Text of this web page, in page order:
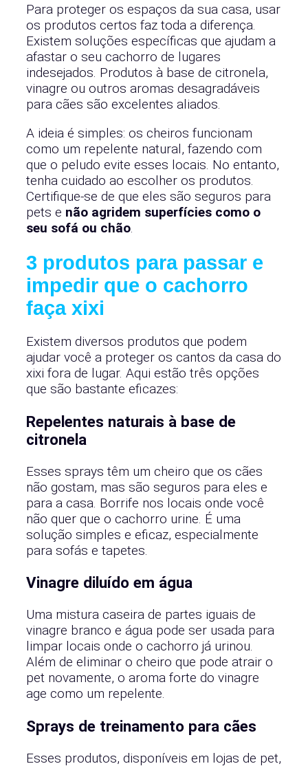
Para proteger os espaços da sua casa, usar
os produtos certos faz toda a diferença.
Existem soluções específicas que ajudam a
afastar o seu cachorro de lugares
indesejados. Produtos à base de citronela,
vinagre ou outros aromas desagradáveis
para cães são excelentes aliados.
A ideia é simples: os cheiros funcionam
como um repelente natural, fazendo com
que o peludo evite esses locais. No entanto,
tenha cuidado ao escolher os produtos.
Certifique-se de que eles são seguros para
pets e não agridem superfícies como o
seu sofá ou chão.
3 produtos para passar e
impedir que o cachorro
faça xixi
Existem diversos produtos que podem
ajudar você a proteger os cantos da casa do
xixi fora de lugar. Aqui estão três opções
que são bastante eficazes:
Repelentes naturais à base de
citronela
Esses sprays têm um cheiro que os cães
não gostam, mas são seguros para eles e
para a casa. Borrife nos locais onde você
não quer que o cachorro urine. É uma
solução simples e eficaz, especialmente
para sofás e tapetes.
Vinagre diluído em água
Uma mistura caseira de partes iguais de
vinagre branco e água pode ser usada para
limpar locais onde o cachorro já urinou.
Além de eliminar o cheiro que pode atrair o
pet novamente, o aroma forte do vinagre
age como um repelente.
Sprays de treinamento para cães
Esses produtos, disponíveis em lojas de pet,